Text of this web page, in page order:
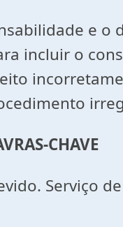
e
incluir o
CHAVE
Serviço